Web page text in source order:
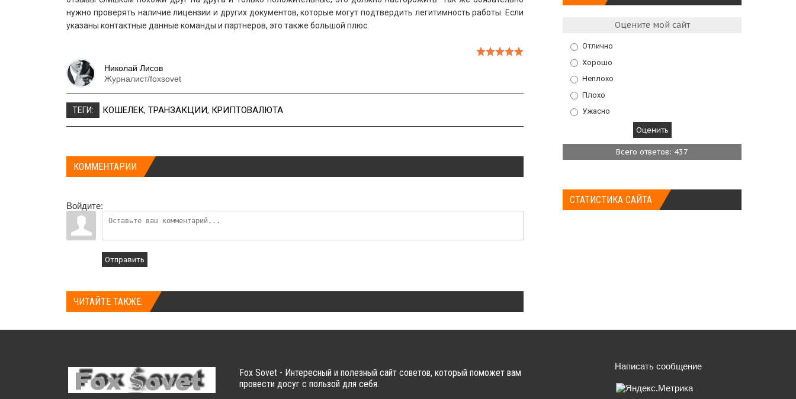
нужно проверять наличие лицензии и других документов, которые могут подтвердить легитимность работы. Если
указаны контактные данные команды и партнеров, это также большой плюс.
Николай Лисов
Журналист/foxsovet
ТЕГИ: КОШЕЛЕК, ТРАНЗАКЦИИ, КРИПТОВАЛЮТА
КОММЕНТАРИИ
Войдите:
Отправить
ЧИТАЙТЕ ТАКЖЕ:
Оцените мой сайт
Отлично
Хорошо
Неплохо
Плохо
Ужасно
Всего ответов: 437
СТАТИСТИКА САЙТА
Fox Sovet - Интересный и полезный сайт советов, который поможет вам
провести досуг с пользой для себя.
Написать сообщение